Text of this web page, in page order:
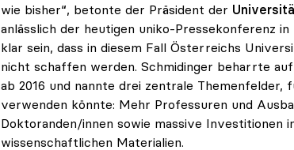
wie bisher“, betonte der Präsident der
anlässlich der heutigen uniko-Pressekonferenz
klar sein, dass in diesem Fall Österreichs
nicht schaffen werden. Schmidinger beharrte
ab 2016 und nannte drei zentrale
verwenden könnte: Mehr Professuren und
Doktoranden/innen sowie massive Investitionen
wissenschaftlichen Materialien.